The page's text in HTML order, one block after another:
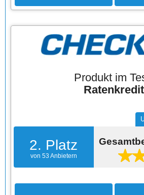
Produkt im
Ratenkredit
2. Platz
von 53 Anbietern